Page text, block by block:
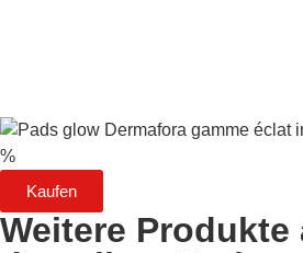
Kaufen
Weitere Produkte